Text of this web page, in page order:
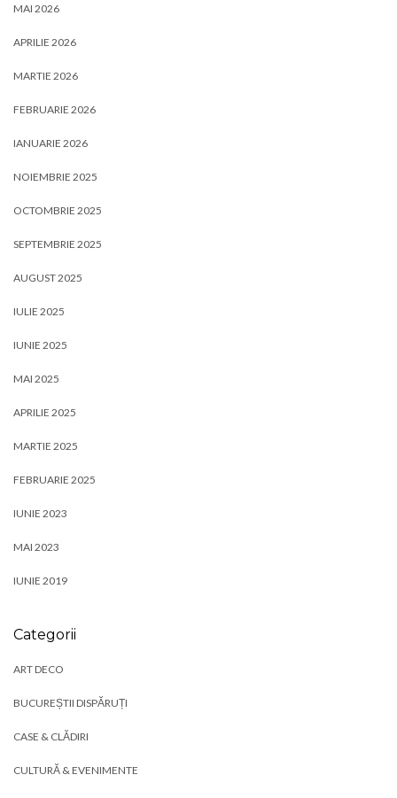
MAI 2026
APRILIE 2026
MARTIE 2026
FEBRUARIE 2026
IANUARIE 2026
NOIEMBRIE 2025
OCTOMBRIE 2025
SEPTEMBRIE 2025
AUGUST 2025
IULIE 2025
IUNIE 2025
MAI 2025
APRILIE 2025
MARTIE 2025
FEBRUARIE 2025
IUNIE 2023
MAI 2023
IUNIE 2019
Categorii
ART DECO
BUCUREȘTII DISPĂRUȚI
CASE & CLĂDIRI
CULTURĂ & EVENIMENTE